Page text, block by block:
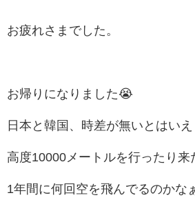
お疲れさまでした。
お帰りになりました😭
日本と韓国、時差が無いとはいえ
高度10000メートルを行ったり来
1年間に何回空を飛んでるのかな